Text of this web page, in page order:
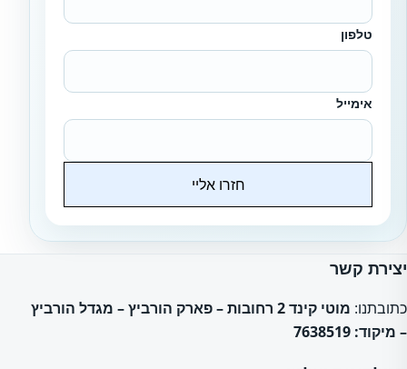
טלפון
אימייל
חזרו אליי
יצירת קשר
כתובתנו:
מוטי קינד 2 רחובות – פארק הורביץ – מגדל הורביץ
– מיקוד: 7638519